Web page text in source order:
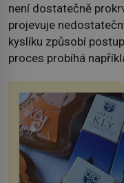
není dostatečně
projevuje
kyslíku způsobí
proces probíhá